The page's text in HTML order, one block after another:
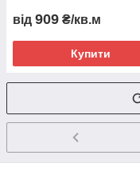
від 909 ₴/кв.м
Купити